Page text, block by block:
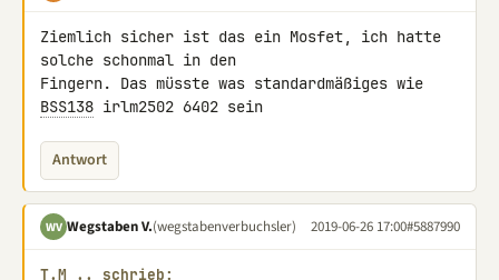
Ziemlich sicher ist das ein Mosfet, ich hatte
solche schonmal in den
BSS138 irlm2502 6402 sein
Antwort
WV Wegstaben V.(wegstabenverbuchsler) 2019-06-26 17:00#5887990
T.M .. schrieb: